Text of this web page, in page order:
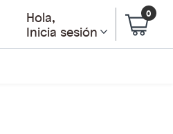
Hola,
Inicia sesión
0